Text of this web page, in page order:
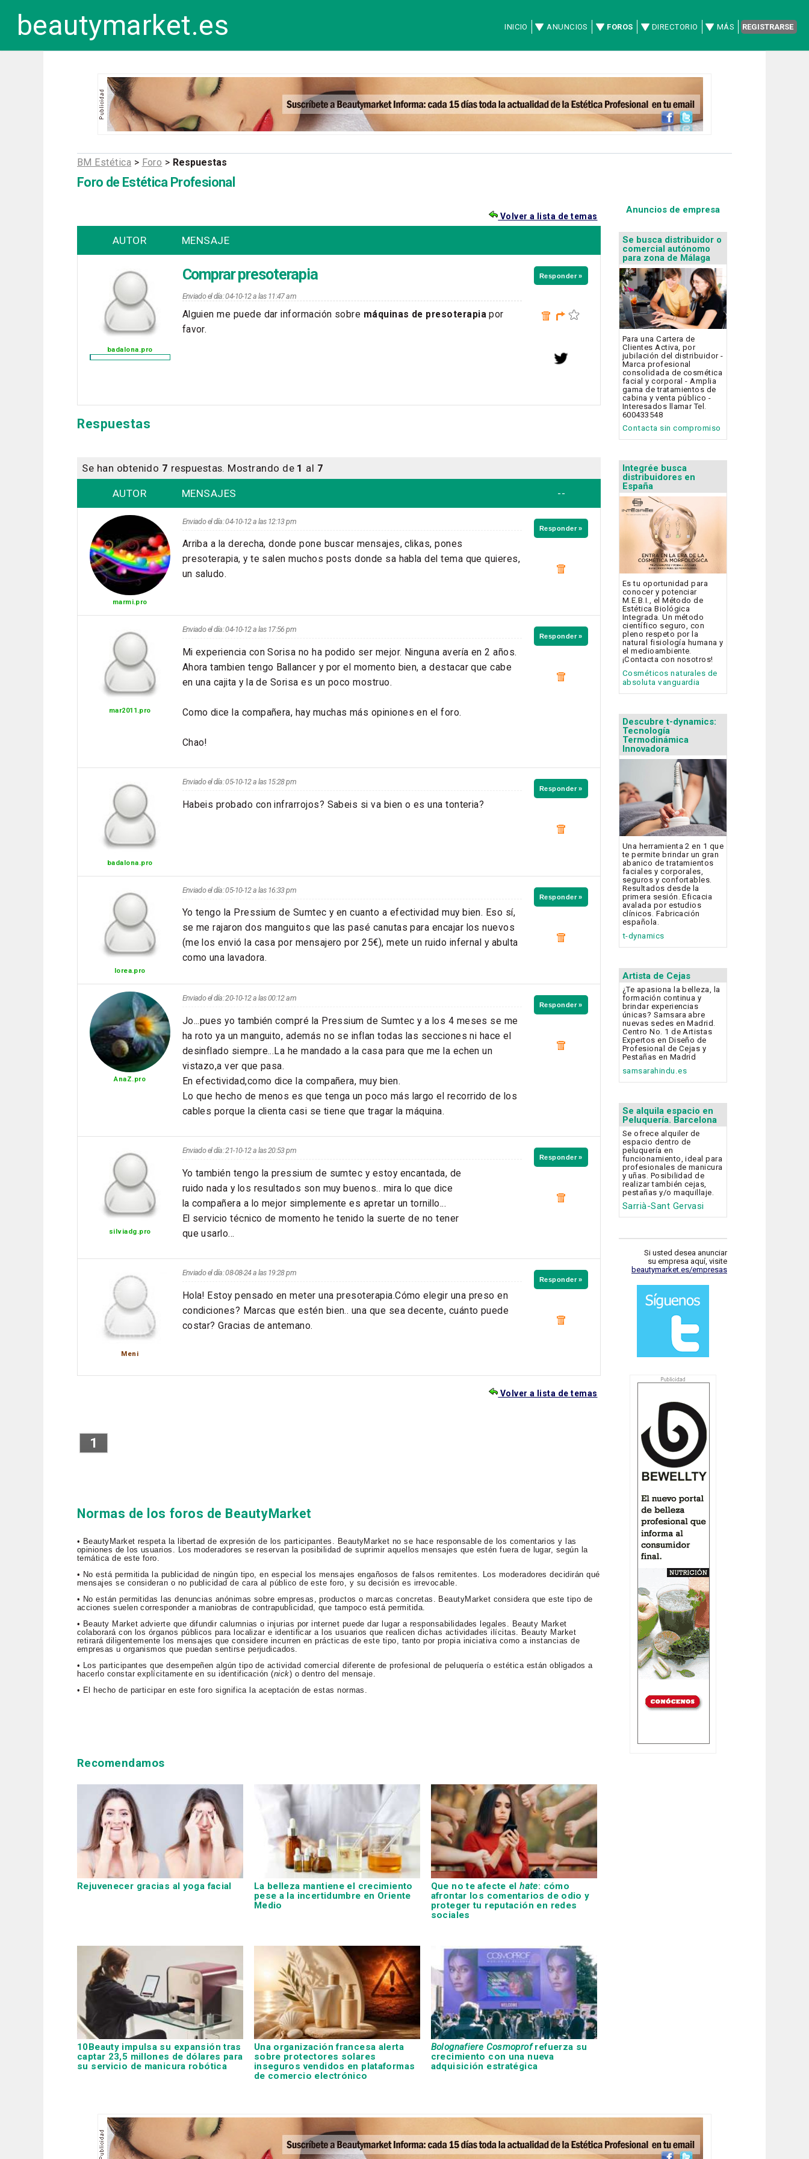
beautymarket.es INICIO ANUNCIOS FOROS DIRECTORIO MÁS REGISTRARSE
BM Estética > Foro > Respuestas
Foro de Estética Profesional
Volver a lista de temas
AUTOR MENSAJE
badalona.pro
Comprar presoterapia
Enviado el día: 04-10-12 a las 11:47 am
Alguien me puede dar información sobre máquinas de presoterapia por
favor.
Responder »
Respuestas
Se han obtenido 7 respuestas. Mostrando de 1 al 7
AUTOR MENSAJES --
marmi.pro
Enviado el día: 04-10-12 a las 12:13 pm
Arriba a la derecha, donde pone buscar mensajes, clikas, pones
presoterapia, y te salen muchos posts donde sa habla del tema que quieres,
un saludo.
Responder »
mar2011.pro
Enviado el día: 04-10-12 a las 17:56 pm
Mi experiencia con Sorisa no ha podido ser mejor. Ninguna avería en 2 años.
Ahora tambien tengo Ballancer y por el momento bien, a destacar que cabe
en una cajita y la de Sorisa es un poco mostruo.
Como dice la compañera, hay muchas más opiniones en el foro.
Chao!
Responder »
badalona.pro
Enviado el día: 05-10-12 a las 15:28 pm
Habeis probado con infrarrojos? Sabeis si va bien o es una tonteria?
Responder »
lorea.pro
Enviado el día: 05-10-12 a las 16:33 pm
Yo tengo la Pressium de Sumtec y en cuanto a efectividad muy bien. Eso sí,
se me rajaron dos manguitos que las pasé canutas para encajar los nuevos
(me los envió la casa por mensajero por 25€), mete un ruido infernal y abulta
como una lavadora.
Responder »
AnaZ.pro
Enviado el día: 20-10-12 a las 00:12 am
Jo...pues yo también compré la Pressium de Sumtec y a los 4 meses se me
ha roto ya un manguito, además no se inflan todas las secciones ni hace el
desinflado siempre...La he mandado a la casa para que me la echen un
vistazo,a ver que pasa.
En efectividad,como dice la compañera, muy bien.
Lo que hecho de menos es que tenga un poco más largo el recorrido de los
cables porque la clienta casi se tiene que tragar la máquina.
Responder »
silviadg.pro
Enviado el día: 21-10-12 a las 20:53 pm
Yo también tengo la pressium de sumtec y estoy encantada, de
ruido nada y los resultados son muy buenos.. mira lo que dice
la compañera a lo mejor simplemente es apretar un tornillo...
El servicio técnico de momento he tenido la suerte de no tener
que usarlo...
Responder »
Meni
Enviado el día: 08-08-24 a las 19:28 pm
Hola! Estoy pensado en meter una presoterapia.Cómo elegir una preso en
condiciones? Marcas que estén bien.. una que sea decente, cuánto puede
costar? Gracias de antemano.
Responder »
Volver a lista de temas
1
Normas de los foros de BeautyMarket
• BeautyMarket respeta la libertad de expresión de los participantes. BeautyMarket no se hace responsable de los comentarios y las
opiniones de los usuarios. Los moderadores se reservan la posibilidad de suprimir aquellos mensajes que estén fuera de lugar, según la
temática de este foro.
• No está permitida la publicidad de ningún tipo, en especial los mensajes engañosos de falsos remitentes. Los moderadores decidirán qué
mensajes se consideran o no publicidad de cara al público de este foro, y su decisión es irrevocable.
• No están permitidas las denuncias anónimas sobre empresas, productos o marcas concretas. BeautyMarket considera que este tipo de
acciones suelen corresponder a maniobras de contrapublicidad, que tampoco está permitida.
• Beauty Market advierte que difundir calumnias o injurias por internet puede dar lugar a responsabilidades legales. Beauty Market
colaborará con los órganos públicos para localizar e identificar a los usuarios que realicen dichas actividades ilícitas. Beauty Market
retirará diligentemente los mensajes que considere incurren en prácticas de este tipo, tanto por propia iniciativa como a instancias de
empresas u organismos que puedan sentirse perjudicados.
• Los participantes que desempeñen algún tipo de actividad comercial diferente de profesional de peluquería o estética están obligados a
hacerlo constar explícitamente en su identificación (nick) o dentro del mensaje.
• El hecho de participar en este foro significa la aceptación de estas normas.
Recomendamos
Rejuvenecer gracias al yoga facial
La belleza mantiene el crecimiento
pese a la incertidumbre en Oriente
Medio
Que no te afecte elhate: cómo
afrontar los comentarios de odio y
proteger tu reputación en redes
sociales
10Beauty impulsa su expansión tras
captar 23,5 millones de dólares para
su servicio de manicura robótica
Una organización francesa alerta
sobre protectores solares
inseguros vendidos en plataformas
de comercio electrónico
Bolognafiere Cosmoprofrefuerza su
crecimiento con una nueva
adquisición estratégica
Anuncios de empresa
Se busca distribuidor o
comercial autónomo
para zona de Málaga
Para una Cartera de
Clientes Activa, por
jubilación del distribuidor -
Marca profesional
consolidada de cosmética
facial y corporal - Amplia
gama de tratamientos de
cabina y venta público -
Interesados llamar Tel.
600433548
Contacta sin compromiso
Integrée busca
distribuidores en
España
Es tu oportunidad para
conocer y potenciar
M.E.B.I., el Método de
Estética Biológica
Integrada. Un método
científico seguro, con
pleno respeto por la
natural fisiología humana y
el medioambiente.
¡Contacta con nosotros!
Cosméticos naturales de
absoluta vanguardia
Descubre t-dynamics:
Tecnología
Termodinámica
Innovadora
Una herramienta 2 en 1 que
te permite brindar un gran
abanico de tratamientos
faciales y corporales,
seguros y confortables.
Resultados desde la
primera sesión. Eficacia
avalada por estudios
clínicos. Fabricación
española.
t-dynamics
Artista de Cejas
¿Te apasiona la belleza, la
formación continua y
brindar experiencias
únicas? Samsara abre
nuevas sedes en Madrid.
Centro No. 1 de Artistas
Expertos en Diseño de
Profesional de Cejas y
Pestañas en Madrid
samsarahindu.es
Se alquila espacio en
Peluquería. Barcelona
Se ofrece alquiler de
espacio dentro de
peluquería en
funcionamiento, ideal para
profesionales de manicura
y uñas. Posibilidad de
realizar también cejas,
pestañas y/o maquillaje.
Sarrià-Sant Gervasi
Si usted desea anunciar
su empresa aquí, visite
beautymarket.es/empresas